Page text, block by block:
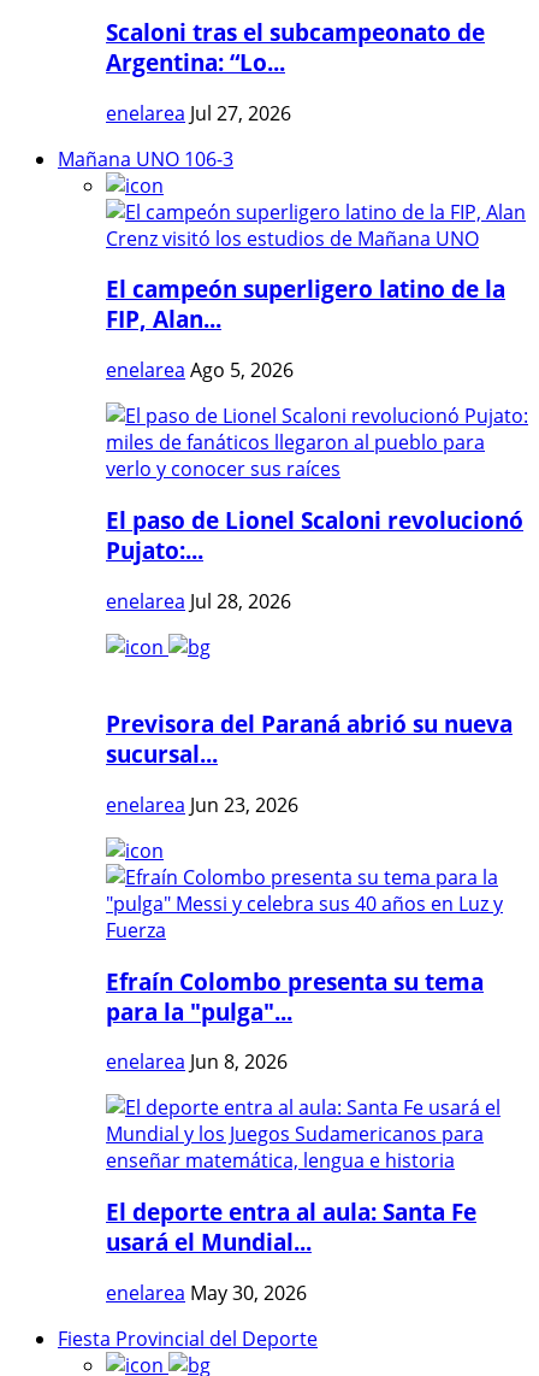
Scaloni tras el subcampeonato de
Argentina: “Lo...
enelarea Jul 27, 2026
Mañana UNO 106-3
El campeón superligero latino de la
FIP, Alan...
enelarea Ago 5, 2026
El paso de Lionel Scaloni revolucionó
Pujato:...
enelarea Jul 28, 2026
Previsora del Paraná abrió su nueva
sucursal...
enelarea Jun 23, 2026
Efraín Colombo presenta su tema
para la "pulga"...
enelarea Jun 8, 2026
El deporte entra al aula: Santa Fe
usará el Mundial...
enelarea May 30, 2026
Fiesta Provincial del Deporte